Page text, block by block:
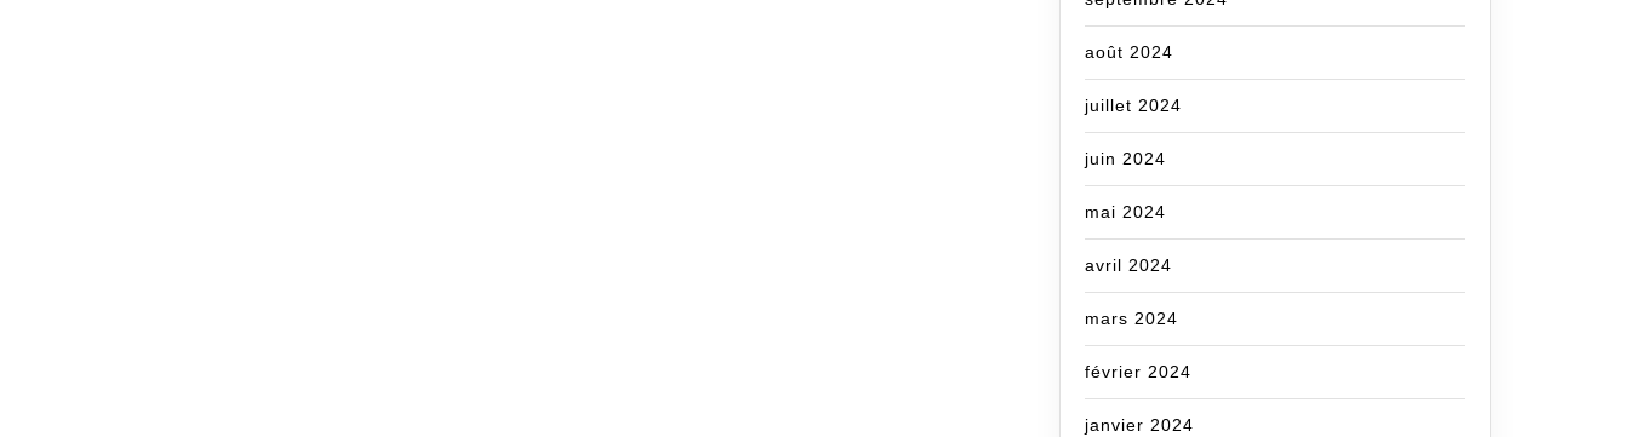
août 2024
juillet 2024
juin 2024
mai 2024
avril 2024
mars 2024
février 2024
janvier 2024